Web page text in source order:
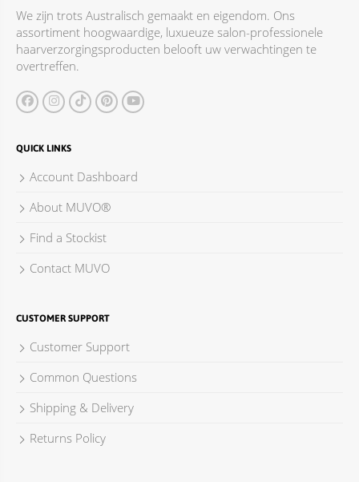
We zijn trots Australisch gemaakt en eigendom. Ons
assortiment hoogwaardige, luxueuze salon-professionele
haarverzorgingsproducten belooft uw verwachtingen te
overtreffen.
QUICK LINKS
Account Dashboard
About MUVO®
Find a Stockist
Contact MUVO
CUSTOMER SUPPORT
Customer Support
Common Questions
Shipping & Delivery
Returns Policy